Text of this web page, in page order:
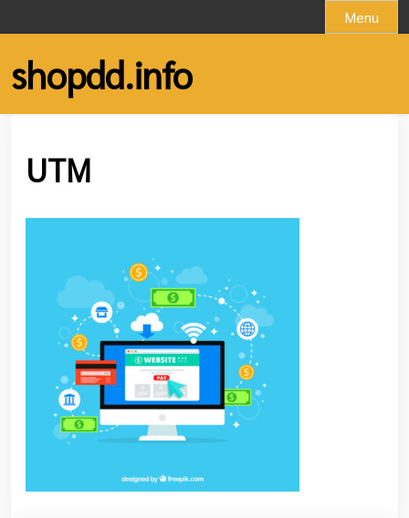
to
content
Menu
shopdd.info
UTM